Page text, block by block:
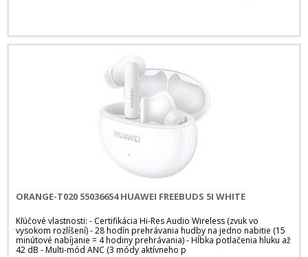
ORANGE-T020 55036654 HUAWEI FREEBUDS 5I WHITE
Kľúčové vlastnosti: - Certifikácia Hi-Res Audio Wireless (zvuk vo
vysokom rozlíšení) - 28 hodín prehrávania hudby na jedno nabitie (15
minútové nabíjanie = 4 hodiny prehrávania) - Hĺbka potlačenia hluku až
42 dB - Multi-mód ANC (3 módy aktívneho p